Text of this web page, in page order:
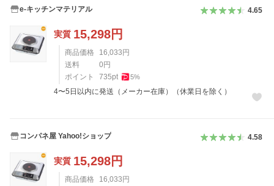
e-キッチンマテリアル 4.65
実質 15,298円
商品価格 16,033 円
送料
0 円
ポイント
735pt 5%
4〜5日以内に発送（メーカー在庫）（休業日を除く）
コンパネ屋 Yahoo!ショップ 4.58
実質 15,298円
商品価格 16,033 円